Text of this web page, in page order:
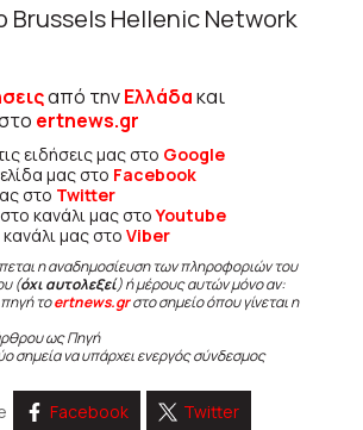
Brussels Hellenic Network
από τηνΕλλάδακαι
ertnews.gr
ειδήσεις μας στο Google
μας στο Facebook
στο Twitter
κανάλι μας στοYoutube
κανάλι μας στο Viber
η αναδημοσίευση των πληροφοριών του
(όχι αυτολεξεί) ή μέρους αυτών μόνο αν:
τοertnews.grστο σημείο όπου γίνεται η
ως Πηγή
σημεία να υπάρχει ενεργός σύνδεσμος
Facebook Twitter